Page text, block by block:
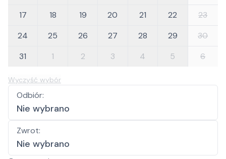
17
18 19 20 21 22
23
24
25 26 27 28 29
30
31
1 2 3 4 5 6
Wyczyść wybór
Odbiór:
Nie wybrano
Zwrot:
Nie wybrano